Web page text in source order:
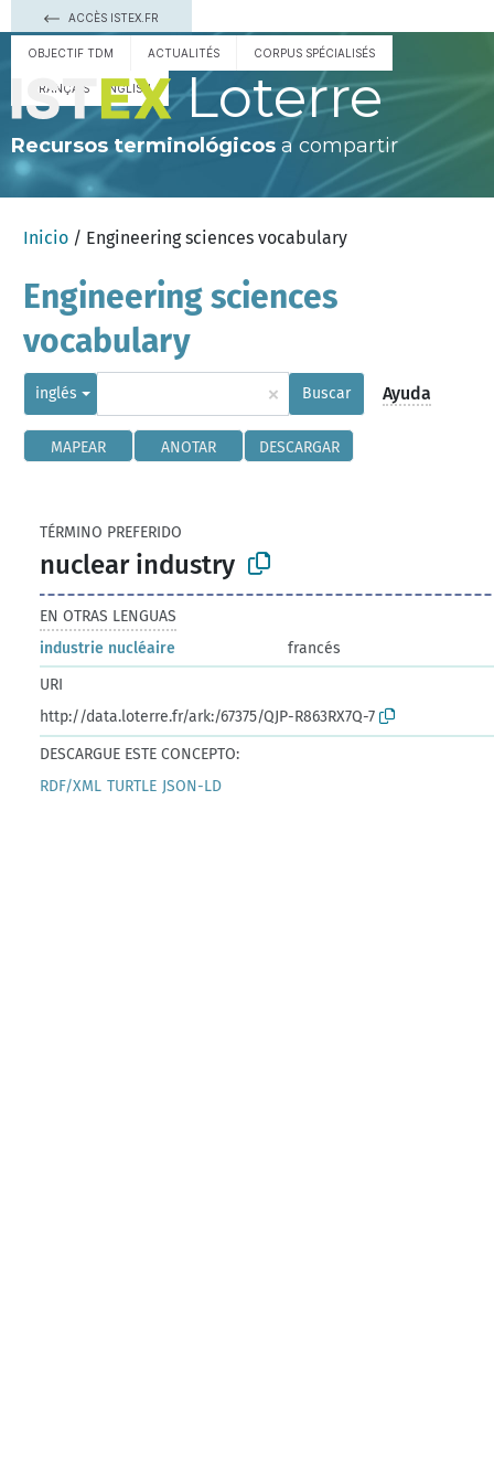
ACCÈS ISTEX.FR
OBJECTIF TDM ACTUALITÉS CORPUS SPÉCIALISÉS
FRANÇAIS ENGLISH Loterre
Recursos terminológicos a compartir
Inicio / Engineering sciences vocabulary
Engineering sciences
vocabulary
inglés × Buscar Ayuda
MAPEAR ANOTAR DESCARGAR
TÉRMINO PREFERIDO
nuclear industry
EN OTRAS LENGUAS
industrie nucléaire
francés
URI
http://data.loterre.fr/ark:/67375/QJP-R863RX7Q-7
DESCARGUE ESTE CONCEPTO:
RDF/XML TURTLE JSON-LD